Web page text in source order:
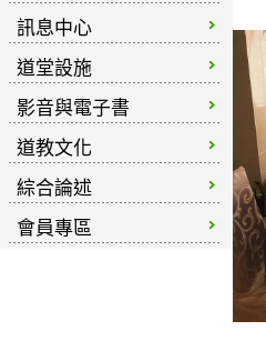
訊息中心
道堂設施
影音與電子書
道教文化
綜合論述
會員專區